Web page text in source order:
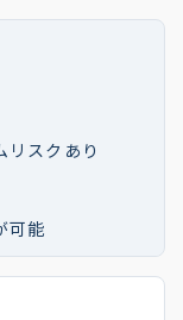
リスクあり
可能